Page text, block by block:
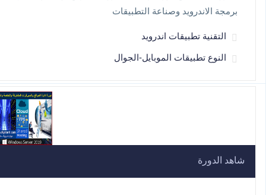
برمجة الاندرويد وصناعة التطبيقات
التقنية تطبيقات اندرويد
النوع تطبيقات الموبايل-الجوال
شاهد الدورة